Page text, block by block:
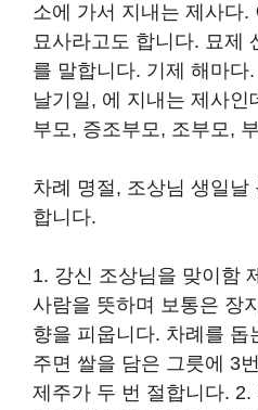
소에 가서 지내는 제사다.
묘사라고도 합니다. 묘제
를 말합니다. 기제 해마다
날기일, 에 지내는 제사
부모, 증조부모, 조부모,
차례 명절, 조상님 생일
합니다.
1. 강신 조상님을 맞이함
사람을 뜻하며 보통은 장
향을 피웁니다. 차례를 돕
주면 쌀을 담은 그릇에 3
제주가 두 번 절합니다.